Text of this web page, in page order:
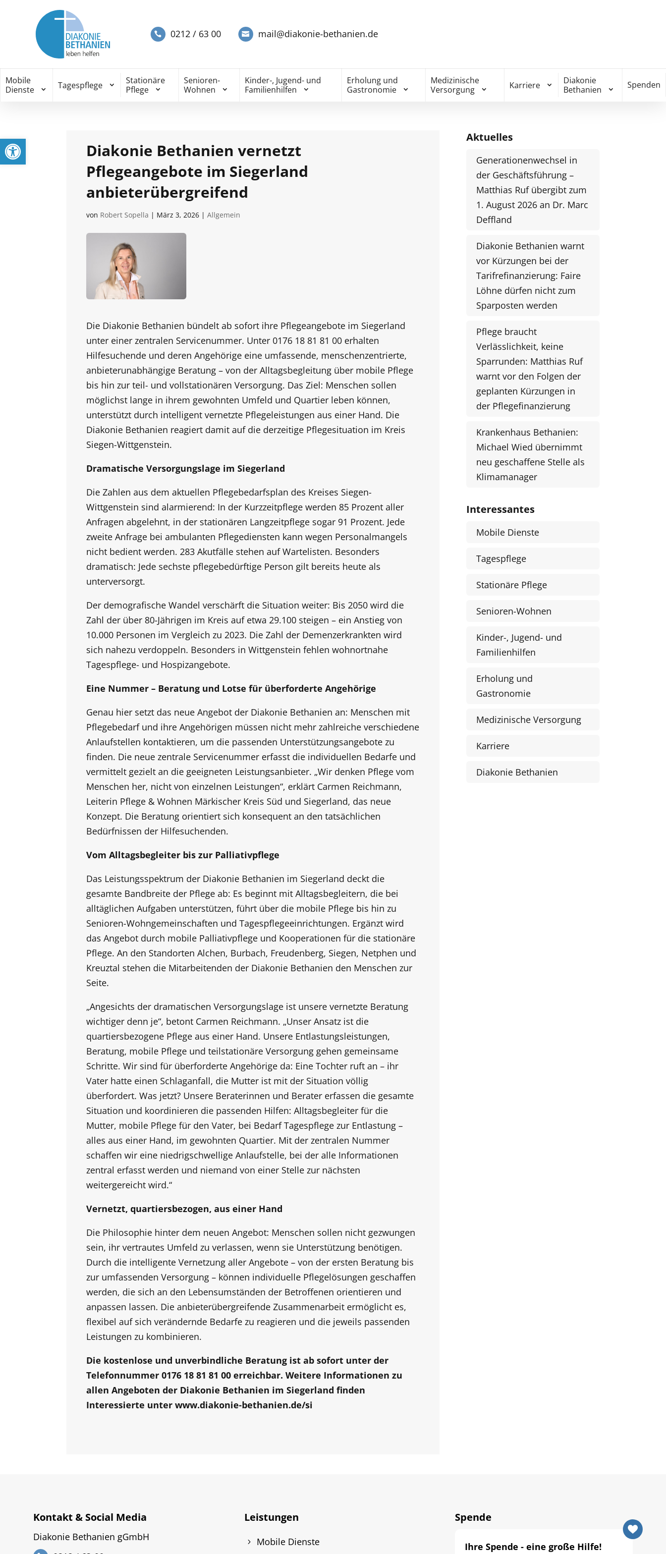
Werkzeugleiste öffnen
0212 / 63 00 mail@diakonie-bethanien.de
Mobile
Dienste
Tagespflege
Stationäre
Pflege
Senioren-
Wohnen
Kinder-, Jugend- und
Familienhilfen
Erholung und
Gastronomie
Medizinische
Versorgung
Karriere
Diakonie
Bethanien
Spenden
Diakonie Bethanien vernetzt
Pflegeangebote im Siegerland
anbieterübergreifend
von Robert Sopella | März 3, 2026 |Allgemein
Die Diakonie Bethanien bündelt ab sofort ihre Pflegeangebote im Siegerland
unter einer zentralen Servicenummer. Unter 0176 18 81 81 00 erhalten
Hilfesuchende und deren Angehörige eine umfassende, menschenzentrierte,
anbieterunabhängige Beratung – von der Alltagsbegleitung über mobile Pflege
bis hin zur teil- und vollstationären Versorgung. Das Ziel: Menschen sollen
möglichst lange in ihrem gewohnten Umfeld und Quartier leben können,
unterstützt durch intelligent vernetzte Pflegeleistungen aus einer Hand. Die
Diakonie Bethanien reagiert damit auf die derzeitige Pflegesituation im Kreis
Siegen-Wittgenstein.
Dramatische Versorgungslage im Siegerland
Die Zahlen aus dem aktuellen Pflegebedarfsplan des Kreises Siegen-
Wittgenstein sind alarmierend: In der Kurzzeitpflege werden 85 Prozent aller
Anfragen abgelehnt, in der stationären Langzeitpflege sogar 91 Prozent. Jede
zweite Anfrage bei ambulanten Pflegediensten kann wegen Personalmangels
nicht bedient werden. 283 Akutfälle stehen auf Wartelisten. Besonders
dramatisch: Jede sechste pflegebedürftige Person gilt bereits heute als
unterversorgt.
Der demografische Wandel verschärft die Situation weiter: Bis 2050 wird die
Zahl der über 80-Jährigen im Kreis auf etwa 29.100 steigen – ein Anstieg von
10.000 Personen im Vergleich zu 2023. Die Zahl der Demenzerkrankten wird
sich nahezu verdoppeln. Besonders in Wittgenstein fehlen wohnortnahe
Tagespflege- und Hospizangebote.
Eine Nummer – Beratung und Lotse für überforderte Angehörige
Genau hier setzt das neue Angebot der Diakonie Bethanien an: Menschen mit
Pflegebedarf und ihre Angehörigen müssen nicht mehr zahlreiche verschiedene
Anlaufstellen kontaktieren, um die passenden Unterstützungsangebote zu
finden. Die neue zentrale Servicenummer erfasst die individuellen Bedarfe und
vermittelt gezielt an die geeigneten Leistungsanbieter. „Wir denken Pflege vom
Menschen her, nicht von einzelnen Leistungen“, erklärt Carmen Reichmann,
Leiterin Pflege & Wohnen Märkischer Kreis Süd und Siegerland, das neue
Konzept. Die Beratung orientiert sich konsequent an den tatsächlichen
Bedürfnissen der Hilfesuchenden.
Vom Alltagsbegleiter bis zur Palliativpflege
Das Leistungsspektrum der Diakonie Bethanien im Siegerland deckt die
gesamte Bandbreite der Pflege ab: Es beginnt mit Alltagsbegleitern, die bei
alltäglichen Aufgaben unterstützen, führt über die mobile Pflege bis hin zu
Senioren-Wohngemeinschaften und Tagespflegeeinrichtungen. Ergänzt wird
das Angebot durch mobile Palliativpflege und Kooperationen für die stationäre
Pflege. An den Standorten Alchen, Burbach, Freudenberg, Siegen, Netphen und
Kreuztal stehen die Mitarbeitenden der Diakonie Bethanien den Menschen zur
Seite.
„Angesichts der dramatischen Versorgungslage ist unsere vernetzte Beratung
wichtiger denn je“, betont Carmen Reichmann. „Unser Ansatz ist die
quartiersbezogene Pflege aus einer Hand. Unsere Entlastungsleistungen,
Beratung, mobile Pflege und teilstationäre Versorgung gehen gemeinsame
Schritte. Wir sind für überforderte Angehörige da: Eine Tochter ruft an – ihr
Vater hatte einen Schlaganfall, die Mutter ist mit der Situation völlig
überfordert. Was jetzt? Unsere Beraterinnen und Berater erfassen die gesamte
Situation und koordinieren die passenden Hilfen: Alltagsbegleiter für die
Mutter, mobile Pflege für den Vater, bei Bedarf Tagespflege zur Entlastung –
alles aus einer Hand, im gewohnten Quartier. Mit der zentralen Nummer
schaffen wir eine niedrigschwellige Anlaufstelle, bei der alle Informationen
zentral erfasst werden und niemand von einer Stelle zur nächsten
weitergereicht wird.“
Vernetzt, quartiersbezogen, aus einer Hand
Die Philosophie hinter dem neuen Angebot: Menschen sollen nicht gezwungen
sein, ihr vertrautes Umfeld zu verlassen, wenn sie Unterstützung benötigen.
Durch die intelligente Vernetzung aller Angebote – von der ersten Beratung bis
zur umfassenden Versorgung – können individuelle Pflegelösungen geschaffen
werden, die sich an den Lebensumständen der Betroffenen orientieren und
anpassen lassen. Die anbieterübergreifende Zusammenarbeit ermöglicht es,
flexibel auf sich verändernde Bedarfe zu reagieren und die jeweils passenden
Leistungen zu kombinieren.
Die kostenlose und unverbindliche Beratung ist ab sofort unter der
Telefonnummer 0176 18 81 81 00 erreichbar. Weitere Informationen zu
allen Angeboten der Diakonie Bethanien im Siegerland finden
Interessierte unterwww.diakonie-bethanien.de/si
Aktuelles
Generationenwechsel in
der Geschäftsführung –
Matthias Ruf übergibt zum
1. August 2026 an Dr. Marc
Deffland
Diakonie Bethanien warnt
vor Kürzungen bei der
Tarifrefinanzierung: Faire
Löhne dürfen nicht zum
Sparposten werden
Pflege braucht
Verlässlichkeit, keine
Sparrunden: Matthias Ruf
warnt vor den Folgen der
geplanten Kürzungen in
der Pflegefinanzierung
Krankenhaus Bethanien:
Michael Wied übernimmt
neu geschaffene Stelle als
Klimamanager
Interessantes
Mobile Dienste
Tagespflege
Stationäre Pflege
Senioren-Wohnen
Kinder-, Jugend- und
Familienhilfen
Erholung und
Gastronomie
Medizinische Versorgung
Karriere
Diakonie Bethanien
Kontakt & Social Media
Diakonie Bethanien gGmbH
Leistungen
Mobile Dienste
Spende
Ihre Spende - eine große Hilfe!